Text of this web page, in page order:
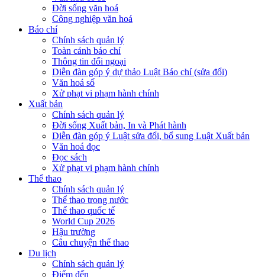
Đời sống văn hoá
Công nghiệp văn hoá
Báo chí
Chính sách quản lý
Toàn cảnh báo chí
Thông tin đối ngoại
Diễn đàn góp ý dự thảo Luật Báo chí (sửa đổi)
Văn hoá số
Xử phạt vi phạm hành chính
Xuất bản
Chính sách quản lý
Đời sống Xuất bản, In và Phát hành
Diễn đàn góp ý Luật sửa đổi, bổ sung Luật Xuất bản
Văn hoá đọc
Đọc sách
Xử phạt vi phạm hành chính
Thể thao
Chính sách quản lý
Thể thao trong nước
Thể thao quốc tế
World Cup 2026
Hậu trường
Câu chuyện thể thao
Du lịch
Chính sách quản lý
Điểm đến